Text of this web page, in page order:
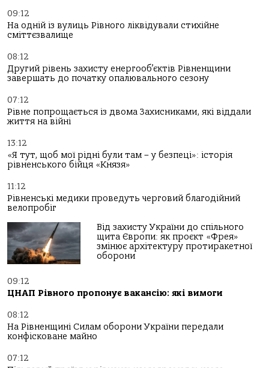
09:12
На одній із вулиць Рівного ліквідували стихійне
сміттєзвалище
08:12
Другий рівень захисту енергооб’єктів Рівненщини
завершать до початку опалювального сезону
07:12
Рівне попрощається із двома Захисниками, які віддали
життя на війні
13:12
«Я тут, щоб мої рідні були там – у безпеці»: історія
рівненського бійця «Князя»
11:12
Рівненські медики проведуть черговий благодійний
велопробіг
Від захисту України до спільного
щита Європи: як проєкт «Фрея»
змінює архітектуру протиракетної
оборони
09:12
ЦНАП Рівного пропонує вакансію: які вимоги
08:12
На Рівненщині Силам оборони України передали
конфісковане майно
07:12